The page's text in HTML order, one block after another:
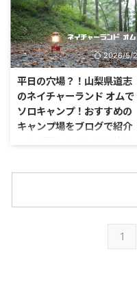
11月の初め、友人と2人でキャン
プに行くことになりました。 今
回は、どこのキャンプ場に行く
事前に場所を決めていませんで
た。
2026/5/
平日の穴場？！山梨県道志
のネイチャーランド オムで
ソロキャンプ！おすすめの
キャンプ場をブログで紹介
ついに、夢のソロキャンプを実
1